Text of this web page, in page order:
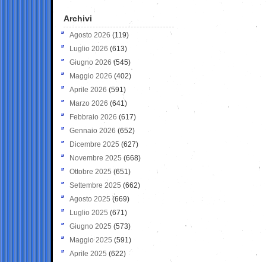
Archivi
Agosto 2026 (119)
Luglio 2026 (613)
Giugno 2026 (545)
Maggio 2026 (402)
Aprile 2026 (591)
Marzo 2026 (641)
Febbraio 2026 (617)
Gennaio 2026 (652)
Dicembre 2025 (627)
Novembre 2025 (668)
Ottobre 2025 (651)
Settembre 2025 (662)
Agosto 2025 (669)
Luglio 2025 (671)
Giugno 2025 (573)
Maggio 2025 (591)
Aprile 2025 (622)